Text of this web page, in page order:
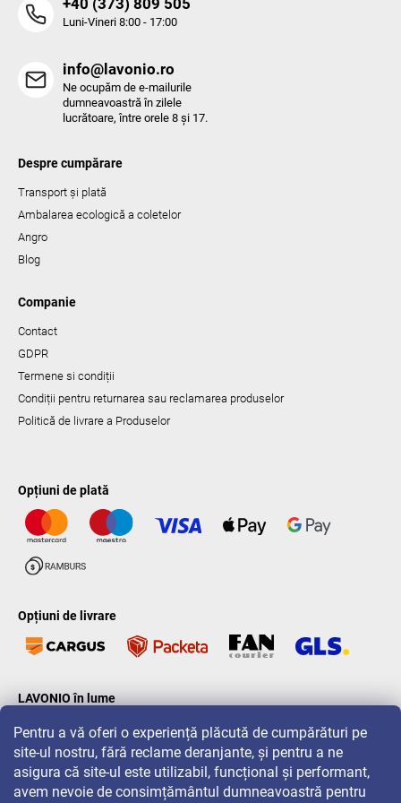
Pentru a vă oferi o experiență plăcută de cumpărături pe
site-ul nostru, fără reclame deranjante, și pentru a ne
asigura că site-ul este utilizabil, funcțional și performant,
avem nevoie de consimțământul dumneavoastră pentru
Luni-Vineri 8:00 - 17:00
info@lavonio.ro
Ne ocupăm de e-mailurile
dumneavoastră în zilele
lucrătoare, între orele 8 și 17.
Despre cumpărare
Transport și plată
Ambalarea ecologică a coletelor
Angro
Blog
Companie
Contact
GDPR
Termene si condiții
Condiții pentru returnarea sau reclamarea produselor
Politică de livrare a Produselor
Opțiuni de plată
Opțiuni de livrare
LAVONIO în lume